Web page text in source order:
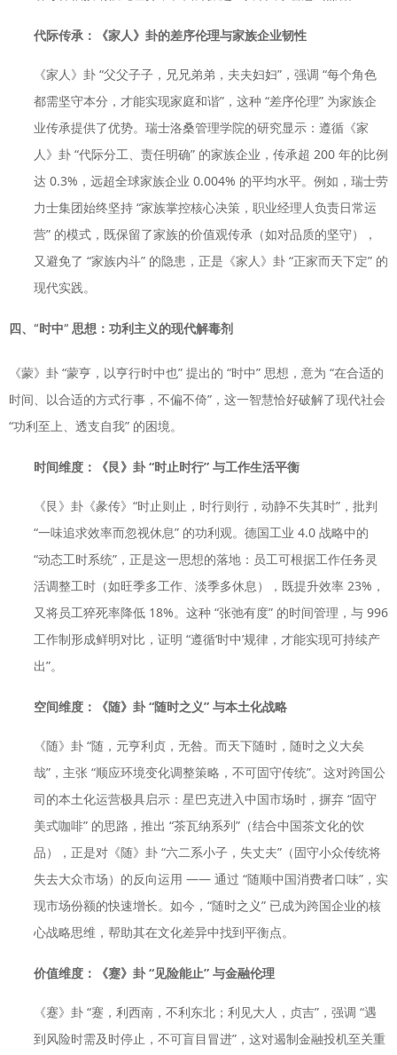
代际传承：《家人》卦的差序伦理与家族企业韧性
《家人》卦 “父父子子，兄兄弟弟，夫夫妇妇”，强调 “每个角色
都需坚守本分，才能实现家庭和谐”，这种 “差序伦理” 为家族企
业传承提供了优势。瑞士洛桑管理学院的研究显示：遵循《家
人》卦 “代际分工、责任明确” 的家族企业，传承超 200 年的比例
达 0.3%，远超全球家族企业 0.004% 的平均水平。例如，瑞士劳
力士集团始终坚持 “家族掌控核心决策，职业经理人负责日常运
营” 的模式，既保留了家族的价值观传承（如对品质的坚守），
又避免了 “家族内斗” 的隐患，正是《家人》卦 “正家而天下定” 的
现代实践。
四、“时中” 思想：功利主义的现代解毒剂
《蒙》卦 “蒙亨，以亨行时中也” 提出的 “时中” 思想，意为 “在合适的
时间、以合适的方式行事，不偏不倚”，这一智慧恰好破解了现代社会
“功利至上、透支自我” 的困境。
时间维度：《艮》卦 “时止时行” 与工作生活平衡
《艮》卦《彖传》“时止则止，时行则行，动静不失其时”，批判
“一味追求效率而忽视休息” 的功利观。德国工业 4.0 战略中的
“动态工时系统”，正是这一思想的落地：员工可根据工作任务灵
活调整工时（如旺季多工作、淡季多休息），既提升效率 23%，
又将员工猝死率降低 18%。这种 “张弛有度” 的时间管理，与 996
工作制形成鲜明对比，证明 “遵循‘时中’规律，才能实现可持续产
出”。
空间维度：《随》卦 “随时之义” 与本土化战略
《随》卦 “随，元亨利贞，无咎。而天下随时，随时之义大矣
哉”，主张 “顺应环境变化调整策略，不可固守传统”。这对跨国公
司的本土化运营极具启示：星巴克进入中国市场时，摒弃 “固守
美式咖啡” 的思路，推出 “茶瓦纳系列”（结合中国茶文化的饮
品），正是对《随》卦 “六二系小子，失丈夫”（固守小众传统将
失去大众市场）的反向运用 —— 通过 “随顺中国消费者口味”，实
现市场份额的快速增长。如今，“随时之义” 已成为跨国企业的核
心战略思维，帮助其在文化差异中找到平衡点。
价值维度：《蹇》卦 “见险能止” 与金融伦理
《蹇》卦 “蹇，利西南，不利东北；利见大人，贞吉”，强调 “遇
到风险时需及时停止，不可盲目冒进”，这对遏制金融投机至关重